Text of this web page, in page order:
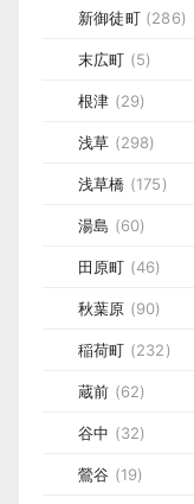
新御徒町(286)
末広町 (5)
根津 (29)
浅草 (298)
浅草橋 (175)
湯島 (60)
田原町 (46)
秋葉原 (90)
稲荷町 (232)
蔵前 (62)
谷中 (32)
鶯谷 (19)